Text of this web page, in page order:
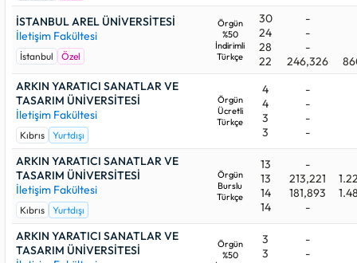
İSTANBUL AREL ÜNİVERSİTESİ
İletişim Fakültesi
İstanbul Özel
Örgün
%50
İndirimli
Türkçe
30
24
28
22
-
-
-
246,326
ARKIN YARATICI SANATLAR VE
TASARIM ÜNİVERSİTESİ
İletişim Fakültesi
Kıbrıs Yurtdışı
Örgün
Ücretli
Türkçe
4
4
3
3
-
-
-
-
ARKIN YARATICI SANATLAR VE
TASARIM ÜNİVERSİTESİ
İletişim Fakültesi
Kıbrıs Yurtdışı
Örgün
Burslu
Türkçe
13
13
14
14
-
213,221
181,893
-
ARKIN YARATICI SANATLAR VE
TASARIM ÜNİVERSİTESİ
Örgün
%50
3
3
-
-